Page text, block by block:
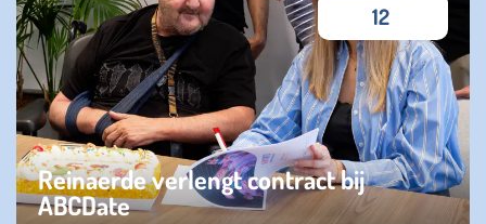
Reinaerde verlengt contract bij
ABCDate
12